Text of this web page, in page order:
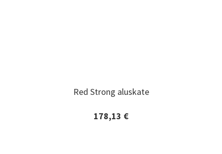
Red Strong aluskate
178,13 €
Red Strong aluskate
Lisätiedot ja tilaaminen